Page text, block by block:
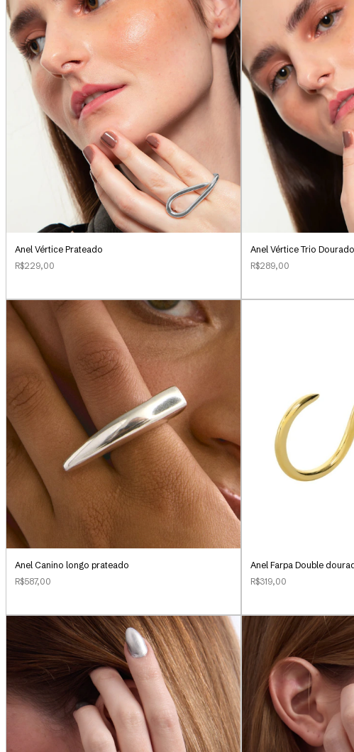
Anel Vértice Prateado
R$229,00
Anel Vértice Trio Dourado
R$289,00
Anel Canino longo prateado
R$587,00
Anel Farpa Double
R$319,00